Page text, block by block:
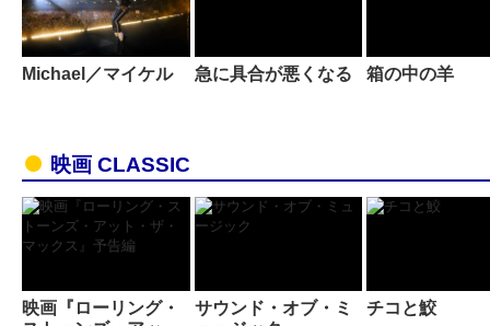
Michael／マイケル 急に具合が悪くなる 箱の中の羊
映画 CLASSIC
映画『ローリング・
サウンド・オブ・ミ
チコと鮫